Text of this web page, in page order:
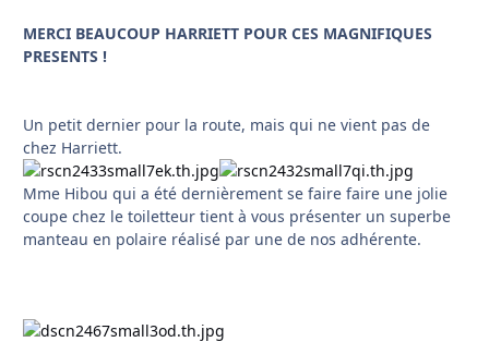
MERCI BEAUCOUP HARRIETT POUR CES MAGNIFIQUES
PRESENTS !
Un petit dernier pour la route, mais qui ne vient pas de
chez Harriett.
Mme Hibou qui a été dernièrement se faire faire une jolie
coupe chez le toiletteur tient à vous présenter un superbe
manteau en polaire réalisé par une de nos adhérente.